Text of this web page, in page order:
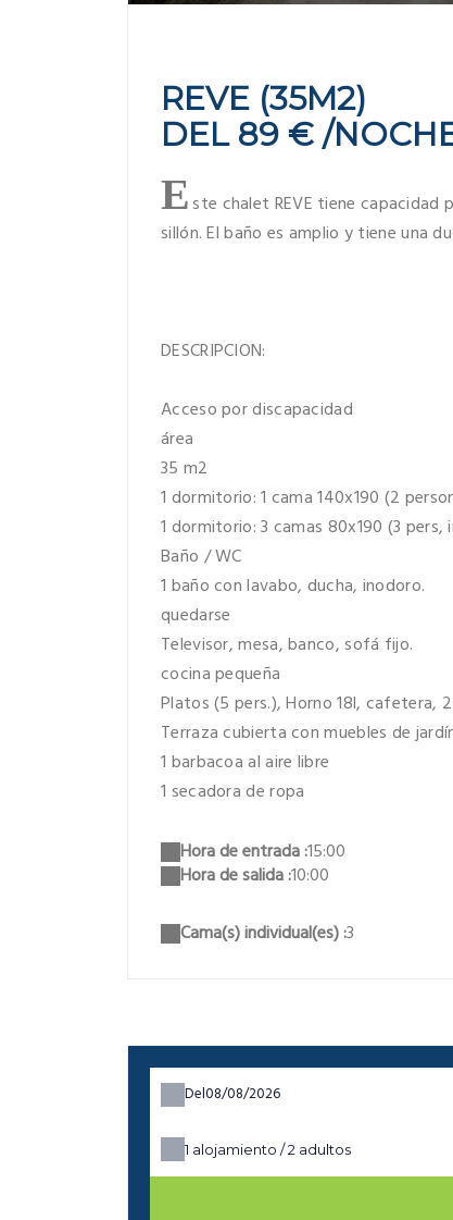
REVE (35M2)
DEL 89 € /
Este chalet REVE tiene capacidad
sillón. El baño es amplio y tiene una
DESCRIPCION:
Acceso por discapacidad
área
35 m2
1 dormitorio: 1 cama 140x190 (2
1 dormitorio: 3 camas 80x190 (3
Baño / WC
1 baño con lavabo, ducha, inodoro.
quedarse
Televisor, mesa, banco, sofá fijo.
cocina pequeña
Platos (5 pers.), Horno 18l, cafetera,
Terraza cubierta con muebles de
1 barbacoa al aire libre
1 secadora de ropa
Hora de entrada :15:00
Hora de salida :10:00
Cama(s) individual(es) :3
Del
1 alojamiento /2 adultos